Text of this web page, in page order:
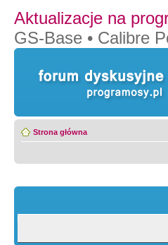
Aktualizacje na
GS-Base • Calibre
Strona główna